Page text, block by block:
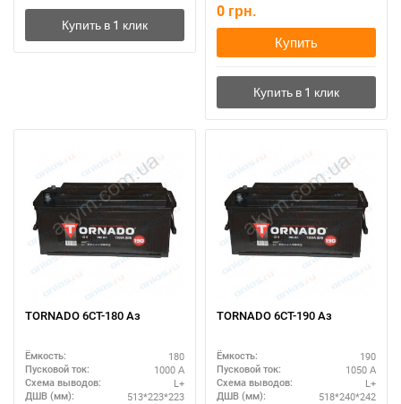
0 грн.
Купить
TORNADO 6СТ-180 Аз
Ёмкость: 180
Пусковой ток: 1000 А
Схема выводов: L+
ДШВ (мм): 513*223*223
TORNADO 6СТ-190 Аз
Ёмкость: 190
Пусковой ток: 1050 А
Схема выводов: L+
ДШВ (мм): 518*240*242